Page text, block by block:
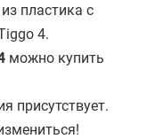
пластика с
4.
можно купить
присутствует.